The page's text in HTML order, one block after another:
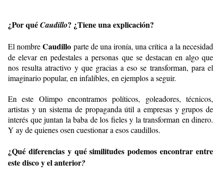
¿Por quéCaudillo? ¿Tiene una explicación?
El nombreCaudillo parte de una ironía, una crítica a la necesidad
de elevar en pedestales a personas que se destacan en algo que
nos resulta atractivo y que gracias a eso se transforman, para el
imaginario popular, en infalibles, en ejemplos a seguir.
En este Olimpo encontramos políticos, goleadores, técnicos,
artistas y un sistema de propaganda útil a empresas y grupos de
interés que juntan la baba de los fieles y la transforman en dinero.
Y ay de quienes osen cuestionar a esos caudillos.
¿Qué diferencias y qué similitudes podemos encontrar entre
este disco y el anterior?